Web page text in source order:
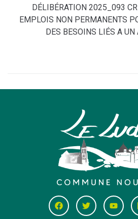
DÉLIBÉRATION 2025_093
EMPLOIS NON PERMANENTS
DES BESOINS LIÉS A UN